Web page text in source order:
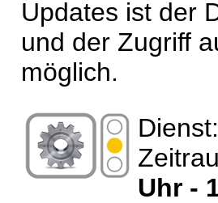
Updates ist der
und der Zugriff
möglich.
Uhr -